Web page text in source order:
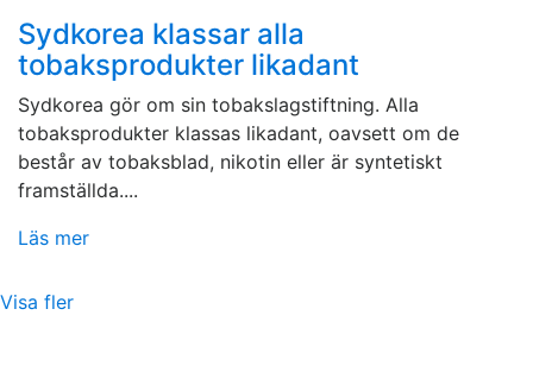
Sydkorea klassar alla
tobaksprodukter likadant
Sydkorea gör om sin tobakslagstiftning. Alla
tobaksprodukter klassas likadant, oavsett om de
består av tobaksblad, nikotin eller är syntetiskt
framställda....
Läs mer
Visa fler